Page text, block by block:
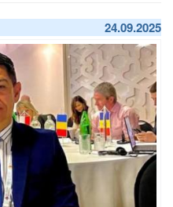
24.09.2025